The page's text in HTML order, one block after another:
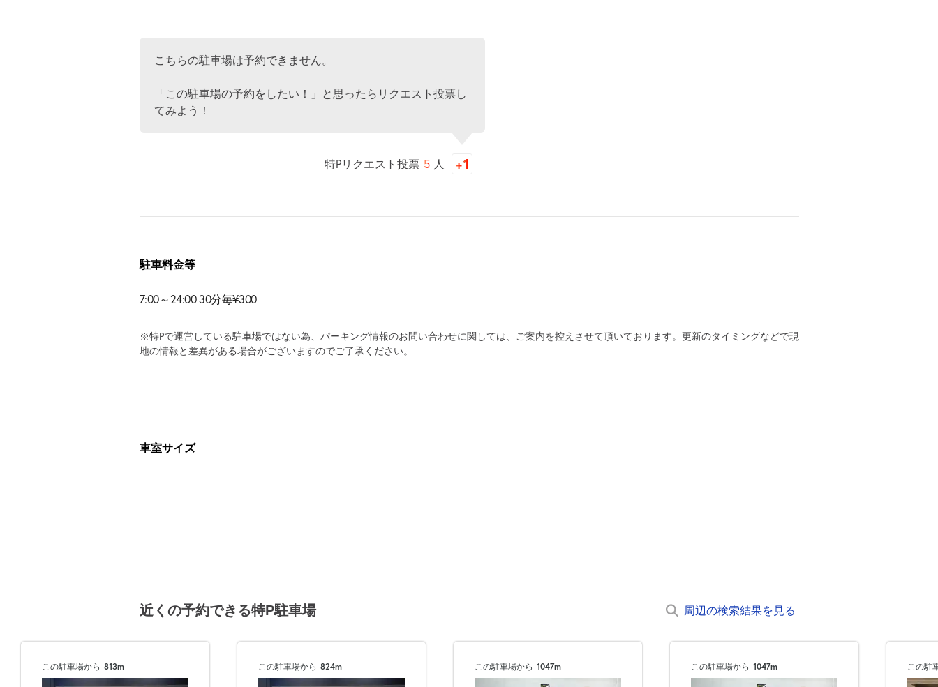
こちらの駐車場は予約できません。
「この駐車場の予約をしたい！」と思ったらリクエスト投票し
てみよう！
特Pリクエスト投票 5 人
駐車料金等
7:00～24:00 30分毎¥300
※特Pで運営している駐車場ではない為、パーキング情報のお問い合わせに関しては、ご案内を控えさせて頂いております。更新のタイミングなどで現
地の情報と差異がある場合がございますのでご了承ください。
車室サイズ
近くの予約できる特P駐車場 周辺の検索結果を見る
この駐車場から 813m この駐車場から 824m この駐車場から 1047m この駐車場から 1047m この駐